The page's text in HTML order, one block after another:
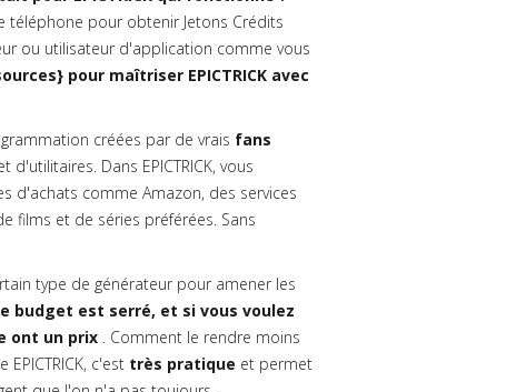
téléphone pour obtenir Jetons Crédits
ou utilisateur d'application comme vous
pour maîtriser EPICTRICK avec
créées par de vrais fans
Dans EPICTRICK, vous
d'achats comme Amazon, des services
films et de séries préférées. Sans
type de générateur pour amener les
budget est serré, et si vous voulez
ont un prix . Comment le rendre moins
c'est très pratique et permet